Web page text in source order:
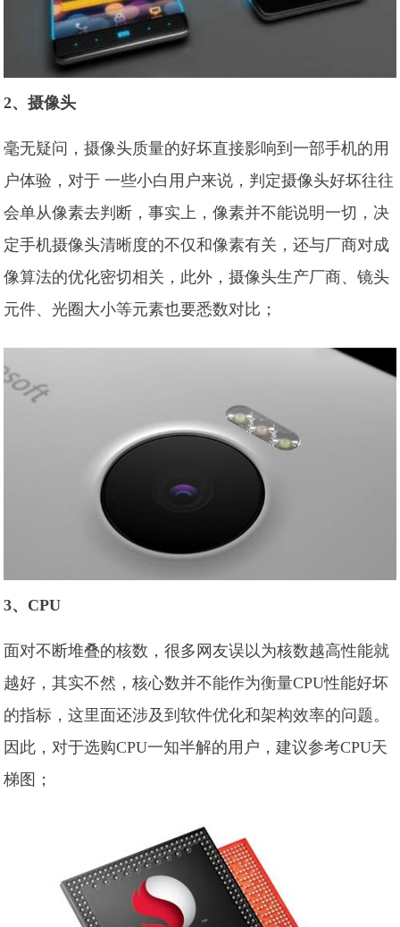
2、摄像头
毫无疑问，摄像头质量的好坏直接影响到一部手机的用
户体验，对于 一些小白用户来说，判定摄像头好坏往往
会单从像素去判断，事实上，像素并不能说明一切，决
定手机摄像头清晰度的不仅和像素有关，还与厂商对成
像算法的优化密切相关，此外，摄像头生产厂商、镜头
元件、光圈大小等元素也要悉数对比；
3、CPU
面对不断堆叠的核数，很多网友误以为核数越高性能就
越好，其实不然，核心数并不能作为衡量CPU性能好坏
的指标，这里面还涉及到软件优化和架构效率的问题。
因此，对于选购CPU一知半解的用户，建议参考CPU天
梯图；